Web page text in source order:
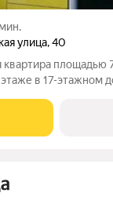
улица,40
квартира площадью
в 17-этажном
ремонт,
с балкона на